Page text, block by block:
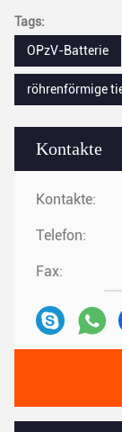
Kontakte
Kontakte:
Telefon:
Fax:
Tags:
OPzV-Batterie
röhrenförmige